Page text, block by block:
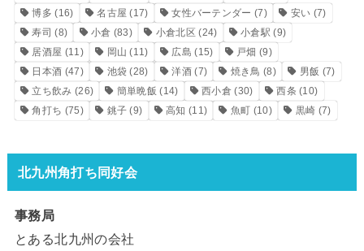
博多 (16) 名古屋 (17) 女性バーテンダー (7) 安い (7)
寿司 (8) 小倉 (83) 小倉北区 (24) 小倉駅 (9)
居酒屋 (11) 岡山 (11) 広島 (15) 戸畑 (9)
日本酒 (47) 池袋 (28) 洋酒(7) 焼き鳥 (8) 男飯 (7)
立ち飲み (26) 簡単晩飯 (14) 西小倉 (30) 西条 (10)
角打ち (75) 銚子 (9) 高知 (11) 魚町 (10) 黒崎 (7)
北九州角打ち同好会
事務局
とある北九州の会社